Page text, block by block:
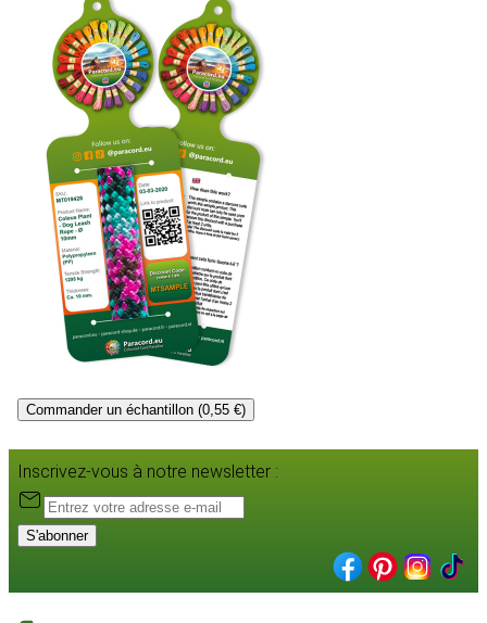
Commander un échantillon (0,55 €)
Inscrivez-vous à notre newsletter :
S'abonner